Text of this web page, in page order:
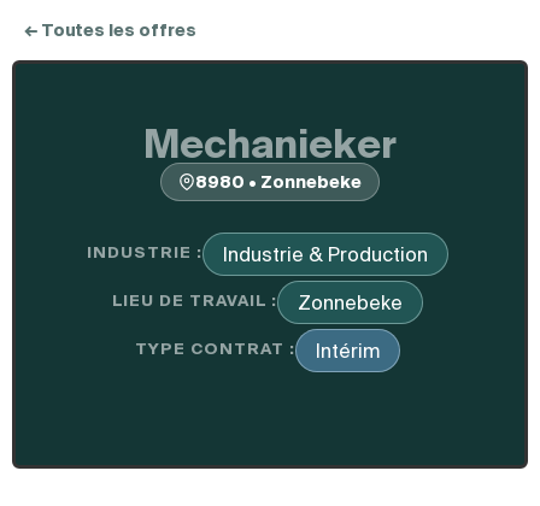
← Toutes les offres
Mechanieker
8980 • Zonnebeke
INDUSTRIE : Industrie & Production
LIEU DE TRAVAIL : Zonnebeke
TYPE CONTRAT : Intérim